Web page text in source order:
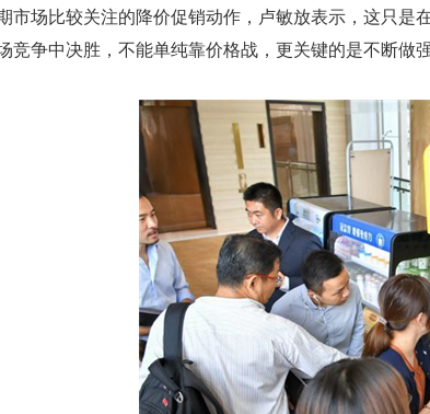
市场比较关注的降价促销动作，卢敏放表示，这只
竞争中决胜，不能单纯靠价格战，更关键的是不断做